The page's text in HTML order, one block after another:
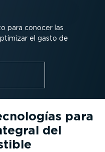
para conocer las
el gasto de
para
del